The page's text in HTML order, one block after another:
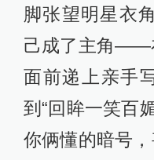
脚张望明星衣
己成了主角——
面前递上亲手
到“回眸一笑百
你俩懂的暗号